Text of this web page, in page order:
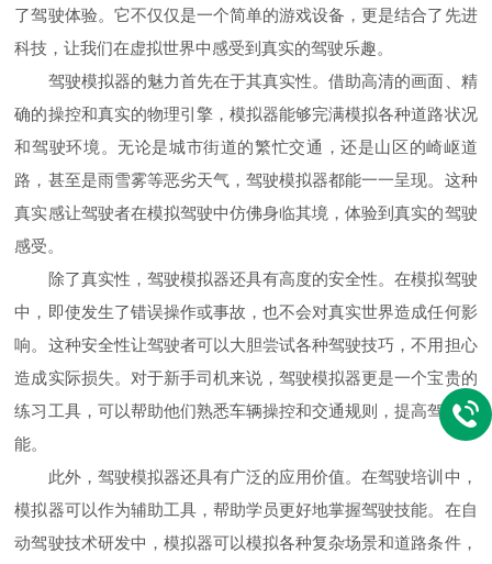
了驾驶体验。它不仅仅是一个简单的游戏设备，更是结合了先进
科技，让我们在虚拟世界中感受到真实的驾驶乐趣。
驾驶模拟器的魅力首先在于其真实性。借助高清的画面、精
确的操控和真实的物理引擎，模拟器能够完满模拟各种道路状况
和驾驶环境。无论是城市街道的繁忙交通，还是山区的崎岖道
路，甚至是雨雪雾等恶劣天气，驾驶模拟器都能一一呈现。这种
真实感让驾驶者在模拟驾驶中仿佛身临其境，体验到真实的驾驶
感受。
除了真实性，驾驶模拟器还具有高度的安全性。在模拟驾驶
中，即使发生了错误操作或事故，也不会对真实世界造成任何影
响。这种安全性让驾驶者可以大胆尝试各种驾驶技巧，不用担心
造成实际损失。对于新手司机来说，驾驶模拟器更是一个宝贵的
练习工具，可以帮助他们熟悉车辆操控和交通规则，提高驾驶技
能。
此外，驾驶模拟器还具有广泛的应用价值。在驾驶培训中，
模拟器可以作为辅助工具，帮助学员更好地掌握驾驶技能。在自
动驾驶技术研发中，模拟器可以模拟各种复杂场景和道路条件，